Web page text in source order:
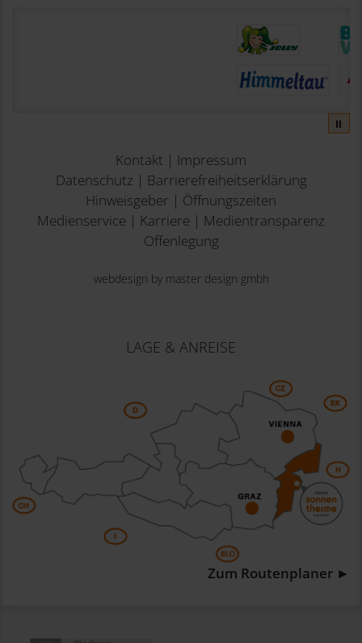
⏸
Kontakt | Impressum
Datenschutz | Barrierefreiheitserklärung
Hinweisgeber | Öffnungszeiten
Medienservice | Karriere | Medientransparenz
Offenlegung
webdesign by master design gmbh
LAGE & ANREISE
Zum Routenplaner ►